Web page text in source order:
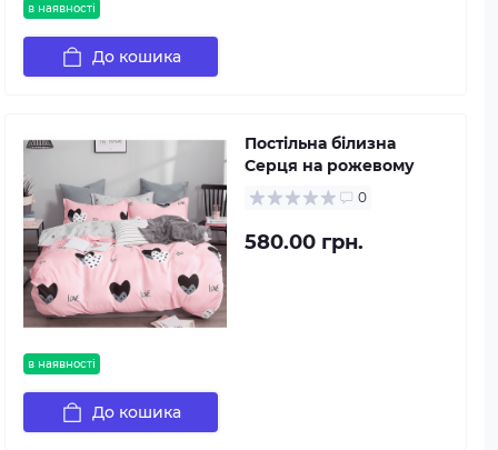
в наявності
До кошика
в наявності
Постільна білизна
Серця на рожевому
0
580.00 грн.
До кошика